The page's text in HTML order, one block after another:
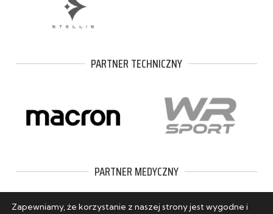
PARTNER TECHNICZNY
PARTNER MEDYCZNY
Zapewniamy, że korzystanie z naszej strony jest wygodne i